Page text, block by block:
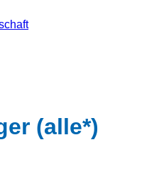
(alle*)